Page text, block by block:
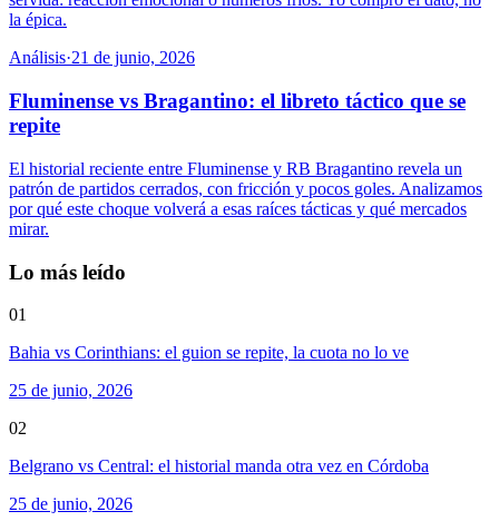
la épica.
Análisis·21 de junio, 2026
Fluminense vs Bragantino: el libreto táctico que se
repite
El historial reciente entre Fluminense y RB Bragantino revela un
patrón de partidos cerrados, con fricción y pocos goles. Analizamos
por qué este choque volverá a esas raíces tácticas y qué mercados
mirar.
Lo más leído
01
Bahia vs Corinthians: el guion se repite, la cuota no lo ve
25 de junio, 2026
02
Belgrano vs Central: el historial manda otra vez en Córdoba
25 de junio, 2026